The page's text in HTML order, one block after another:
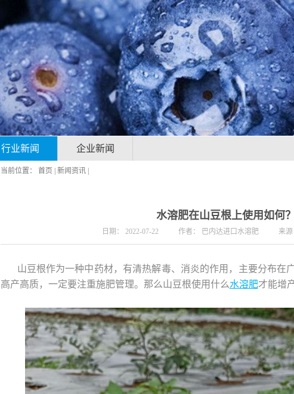
行业新闻 企业新闻
当前位置： 首页 新闻资讯
水溶肥在山豆根上使用如何
日期： 2022-07-22 作者： 巴内达进口水溶肥 来源
山豆根作为一种中药材，有清热解毒、消炎的作用，主要分布
高产高质，一定要注重施肥管理。那么山豆根使用什么水溶肥才能增